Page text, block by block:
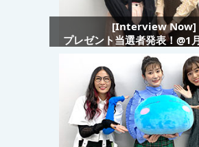
[Interview Now]
プレゼント当選者発表！@1